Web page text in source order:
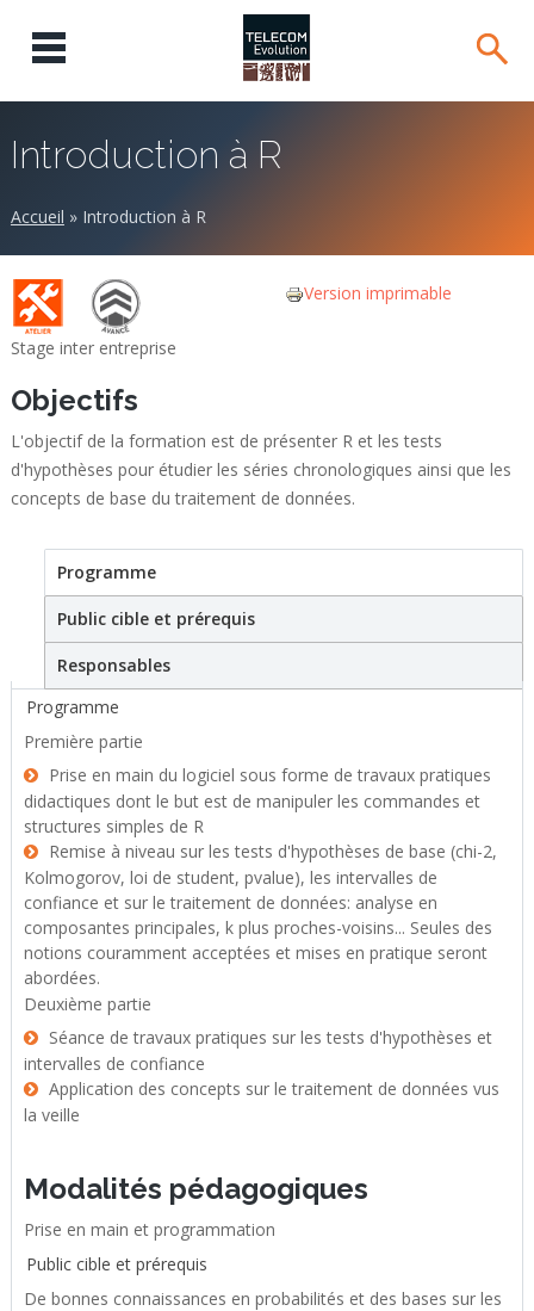
Introduction à R
Accueil » Introduction à R
Version imprimable
Stage inter entreprise
Objectifs
L'objectif de la formation est de présenter R et les tests
d'hypothèses pour étudier les séries chronologiques ainsi que les
concepts de base du traitement de données.
StageProgramme(active tab)
Public cible et prérequis
Responsables
Programme
Première partie
didactiques dont le but est de manipuler les commandes et
structures simples de R
Kolmogorov, loi de student, pvalue), les intervalles de
confiance et sur le traitement de données: analyse en
composantes principales, k plus proches-voisins... Seules des
notions couramment acceptées et mises en pratique seront
abordées.
Deuxième partie
intervalles de confiance
la veille
Modalités pédagogiques
Prise en main et programmation
Public cible et prérequis
De bonnes connaissances en probabilités et des bases sur les